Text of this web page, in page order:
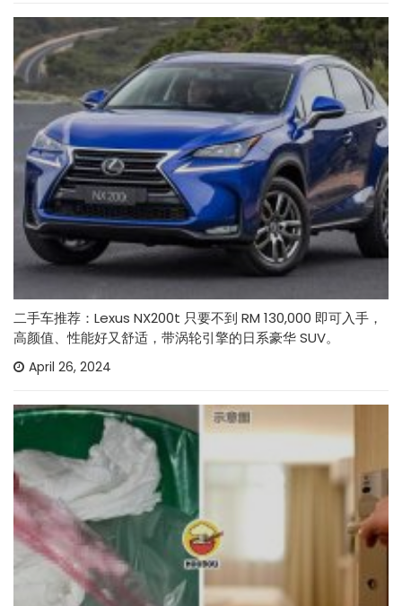
二手车推荐：Lexus NX200t 只要不到 RM 130,000 即可入手，
高颜值、性能好又舒适，带涡轮引擎的日系豪华 SUV。
April 26, 2024